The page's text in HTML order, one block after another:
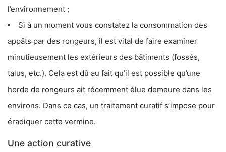
l’environnement ;
Si à un moment vous constatez la consommation des
appâts par des rongeurs, il est vital de faire examiner
minutieusement les extérieurs des bâtiments (fossés,
talus, etc.). Cela est dû au fait qu’il est possible qu’une
horde de rongeurs ait récemment élue demeure dans les
environs. Dans ce cas, un traitement curatif s’impose pour
éradiquer cette vermine.
Une action curative